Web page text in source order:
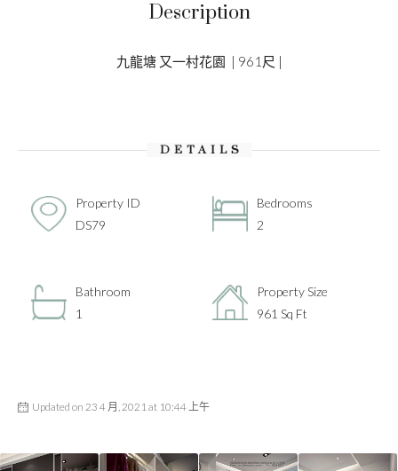
Description
九龍塘 又一村花園 | 961尺 |
DETAILS
Property ID
DS79
Bedrooms
2
Bathroom
1
Property Size
961 Sq Ft
Updated on 23 4 月, 2021 at 10:44 上午